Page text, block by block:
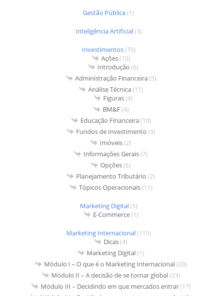
Gestão Pública(1)
Inteligência Artificial(3)
Investimentos(75)
Ações(10)
Introdução (6)
Administração Financeira(5)
Análise Técnica(11)
Figuras(4)
BM&F(4)
Educação Financeira(10)
Fundos de Investimento (9)
Imóveis(2)
Informações Gerais(7)
Opções(6)
Planejamento Tributário (2)
Tópicos Operacionais(11)
Marketing Digital(5)
E-Commerce(1)
Marketing Internacional(115)
Dicas(4)
Marketing Digital(1)
Módulo I – O que é o Marketing Internacional(20)
Módulo II – A decisão de se tornar global(23)
Módulo III – Decidindo em que mercados entrar(17)